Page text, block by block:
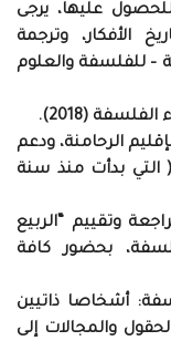
عليها، يرجى
الأفكار، وترجمة
للفلسفة والعلوم
(2018).
الرحامنة، ودعم
( التي بدأت منذ سنة
ختامي في يونيو 20188، لمراجعة وتقييم “الربيع
بحضور كافة
أشخاصا ذاتيين
والمجالات إلى